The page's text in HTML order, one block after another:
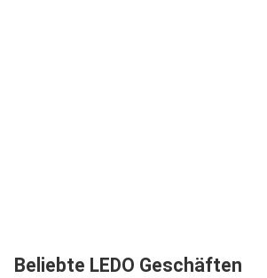
Beliebte LEDO Geschäften